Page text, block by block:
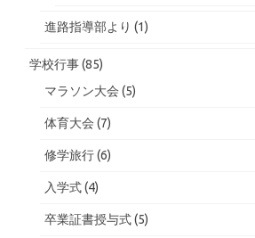
進路指導部より (1)
学校行事(85)
マラソン大会 (5)
体育大会 (7)
修学旅行(6)
入学式(4)
卒業証書授与式(5)